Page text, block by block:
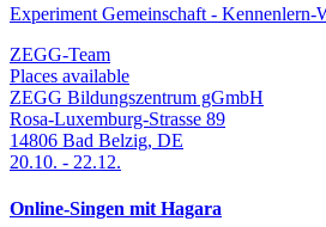
Experiment Gemeinschaft - Kennenlern-
ZEGG-Team
Places available
ZEGG Bildungszentrum gGmbH
Rosa-Luxemburg-Strasse 89
14806 Bad Belzig, DE
20.10. - 22.12.
Online-Singen mit Hagara